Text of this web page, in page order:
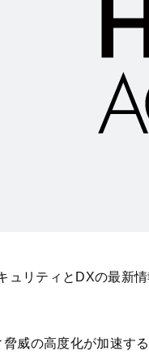
ュリティとDXの最新
威の高度化が加速す